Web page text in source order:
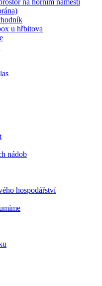
na horním náměstí
u hřbitova
nádob
hospodářství